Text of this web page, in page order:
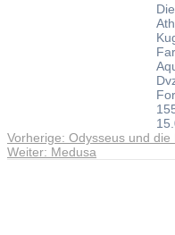
Vorherige: Vorheriger
Beitrag:
Odysseus und die
Weiter: Nächster
Medusa